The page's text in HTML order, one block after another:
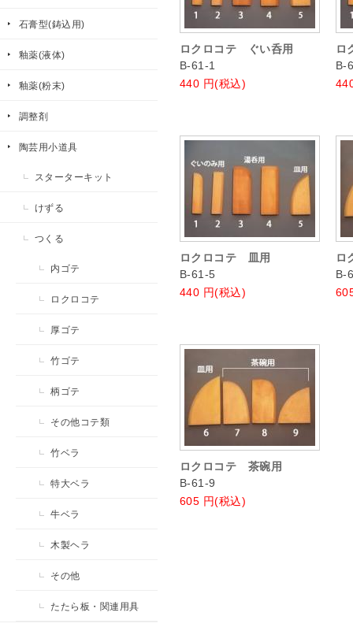
石膏型(鋳込用)
釉薬(液体)
釉薬(粉末)
調整剤
陶芸用小道具
スターターキット
けずる
つくる
内ゴテ
ロクロコテ
厚ゴテ
竹ゴテ
柄ゴテ
その他コテ類
竹ベラ
特大ベラ
牛ベラ
木製ヘラ
その他
たたら板・関連用具
ロクロコテ ぐい呑用
B-61-1
440 円(税込)
ロ
B-
ロクロコテ 皿用
B-61-5
440 円(税込)
ロ
B-
ロクロコテ 茶碗用
B-61-9
605 円(税込)